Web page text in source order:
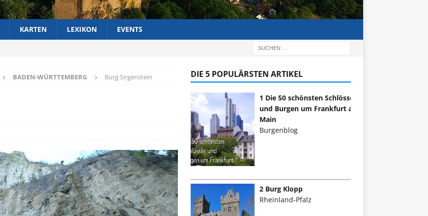
KARTEN LEXIKON EVENTS
BADEN-WÜRTTEMBERG Burg Sirgenstein DIE 5 POPULÄRSTEN ARTIKEL
1 Die 50 schönsten Schlösser
und Burgen um Frankfurt am
Main
Burgenblog
2 Burg Klopp
Rheinland-Pfalz